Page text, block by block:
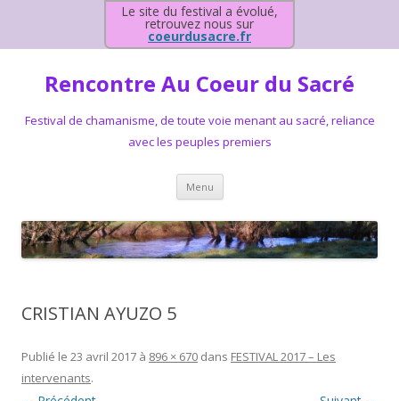
Le site du festival a évolué,
retrouvez nous sur
coeurdusacre.fr
Rencontre Au Coeur du Sacré
Festival de chamanisme, de toute voie menant au sacré, reliance
avec les peuples premiers
Menu Aller au contenu principal
CRISTIAN AYUZO 5
Publié le 23 avril 2017 à 896 × 670 dans FESTIVAL 2017 – Les
intervenants.